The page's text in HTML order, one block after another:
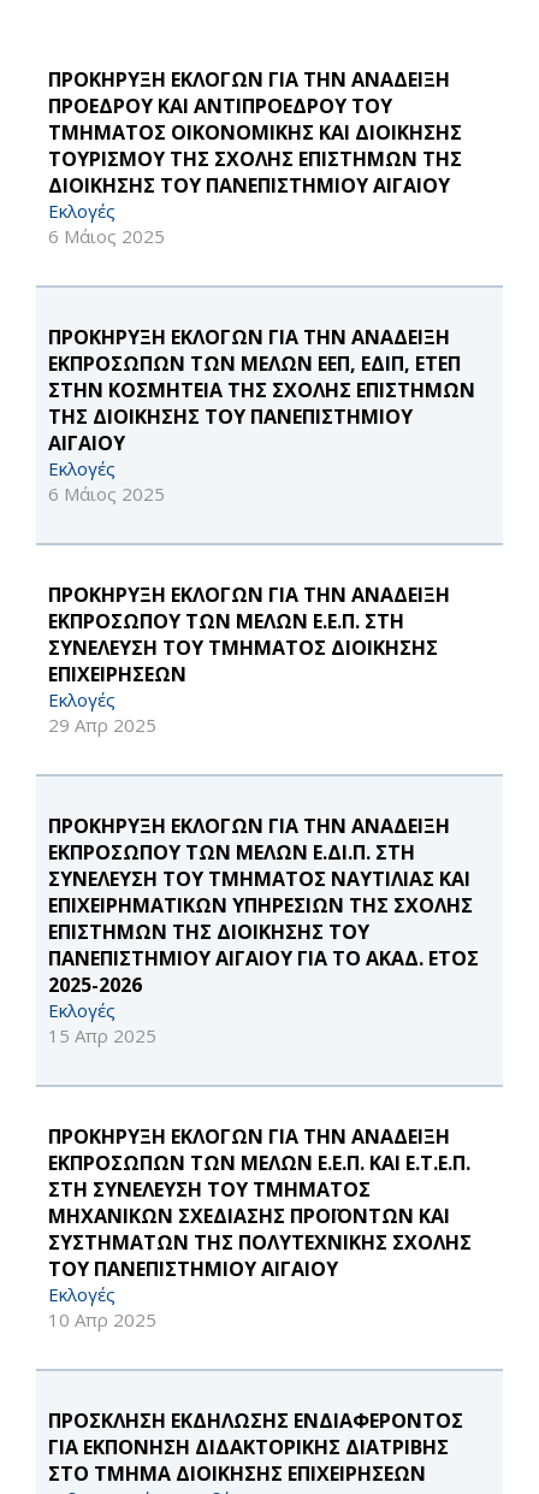
ΠΡΟΚΗΡΥΞΗ ΕΚΛΟΓΩΝ ΓΙΑ ΤΗΝ ΑΝΑΔΕΙΞΗ
ΠΡΟΕΔΡΟΥ ΚΑΙ ΑΝΤΙΠΡΟΕΔΡΟΥ ΤΟΥ
ΤΜΗΜΑΤΟΣ ΟΙΚΟΝΟΜΙΚΗΣ ΚΑΙ ΔΙΟΙΚΗΣΗΣ
ΤΟΥΡΙΣΜΟΥ ΤΗΣ ΣΧΟΛΗΣ ΕΠΙΣΤΗΜΩΝ ΤΗΣ
ΔΙΟΙΚΗΣΗΣ ΤΟΥ ΠΑΝΕΠΙΣΤΗΜΙΟΥ ΑΙΓΑΙΟΥ
Εκλογές
6 Μάιος 2025
ΠΡΟΚΗΡΥΞΗ ΕΚΛΟΓΩΝ ΓΙΑ ΤΗΝ ΑΝΑΔΕΙΞΗ
ΕΚΠΡΟΣΩΠΩΝ ΤΩΝ ΜΕΛΩΝ ΕΕΠ, ΕΔΙΠ, ΕΤΕΠ
ΣΤΗΝ ΚΟΣΜΗΤΕΙΑ ΤΗΣ ΣΧΟΛΗΣ ΕΠΙΣΤΗΜΩΝ
ΤΗΣ ΔΙΟΙΚΗΣΗΣ ΤΟΥ ΠΑΝΕΠΙΣΤΗΜΙΟΥ
ΑΙΓΑΙΟΥ
Εκλογές
6 Μάιος 2025
ΠΡΟΚΗΡΥΞΗ ΕΚΛΟΓΩΝ ΓΙΑ ΤΗΝ ΑΝΑΔΕΙΞΗ
ΕΚΠΡΟΣΩΠΟΥ ΤΩΝ ΜΕΛΩΝ Ε.Ε.Π. ΣΤΗ
ΣΥΝΕΛΕΥΣΗ ΤΟΥ ΤΜΗΜΑΤΟΣ ΔΙΟΙΚΗΣΗΣ
ΕΠΙΧΕΙΡΗΣΕΩΝ
Εκλογές
29 Απρ 2025
ΠΡΟΚΗΡΥΞΗ ΕΚΛΟΓΩΝ ΓΙΑ ΤΗΝ ΑΝΑΔΕΙΞΗ
ΕΚΠΡΟΣΩΠΟΥ ΤΩΝ ΜΕΛΩΝ Ε.ΔΙ.Π. ΣΤΗ
ΣΥΝΕΛΕΥΣΗ ΤΟΥ ΤΜΗΜΑΤΟΣ ΝΑΥΤΙΛΙΑΣ ΚΑΙ
ΕΠΙΧΕΙΡΗΜΑΤΙΚΩΝ ΥΠΗΡΕΣΙΩΝ ΤΗΣ ΣΧΟΛΗΣ
ΕΠΙΣΤΗΜΩΝ ΤΗΣ ΔΙΟΙΚΗΣΗΣ ΤΟΥ
ΠΑΝΕΠΙΣΤΗΜΙΟΥ ΑΙΓΑΙΟΥ ΓΙΑ ΤΟ ΑΚΑΔ. ΕΤΟΣ
2025-2026
Εκλογές
15 Απρ 2025
ΠΡΟΚΗΡΥΞΗ ΕΚΛΟΓΩΝ ΓΙΑ ΤΗΝ ΑΝΑΔΕΙΞΗ
ΕΚΠΡΟΣΩΠΩΝ ΤΩΝ ΜΕΛΩΝ Ε.Ε.Π. ΚΑΙ Ε.Τ.Ε.Π.
ΣΤΗ ΣΥΝΕΛΕΥΣΗ ΤΟΥ ΤΜΗΜΑΤΟΣ
ΜΗΧΑΝΙΚΩΝ ΣΧΕΔΙΑΣΗΣ ΠΡΟΪΟΝΤΩΝ ΚΑΙ
ΣΥΣΤΗΜΑΤΩΝ ΤΗΣ ΠΟΛΥΤΕΧΝΙΚΗΣ ΣΧΟΛΗΣ
ΤΟΥ ΠΑΝΕΠΙΣΤΗΜΙΟΥ ΑΙΓΑΙΟΥ
Εκλογές
10 Απρ 2025
ΠΡΟΣΚΛΗΣΗ ΕΚΔΗΛΩΣΗΣ ΕΝΔΙΑΦΕΡΟΝΤΟΣ
ΓΙΑ ΕΚΠΟΝΗΣΗ ΔΙΔΑΚΤΟΡΙΚΗΣ ΔΙΑΤΡΙΒΗΣ
ΣΤΟ ΤΜΗΜΑ ΔΙΟΙΚΗΣΗΣ ΕΠΙΧΕΙΡΗΣΕΩΝ